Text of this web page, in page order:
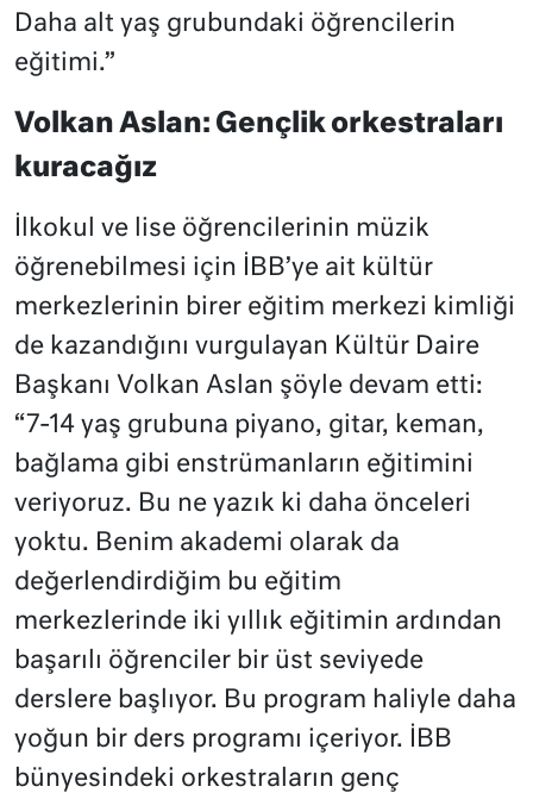
Daha alt yaş grubundaki öğrencilerin
eğitimi.”
Volkan Aslan: Gençlik orkestraları
kuracağız
İlkokul ve lise öğrencilerinin müzik
öğrenebilmesi için İBB’ye ait kültür
merkezlerinin birer eğitim merkezi kimliği
de kazandığını vurgulayan Kültür Daire
Başkanı Volkan Aslan şöyle devam etti:
“7-14 yaş grubuna piyano, gitar, keman,
bağlama gibi enstrümanların eğitimini
veriyoruz. Bu ne yazık ki daha önceleri
yoktu. Benim akademi olarak da
değerlendirdiğim bu eğitim
merkezlerinde iki yıllık eğitimin ardından
başarılı öğrenciler bir üst seviyede
derslere başlıyor. Bu program haliyle daha
yoğun bir ders programı içeriyor. İBB
bünyesindeki orkestraların genç